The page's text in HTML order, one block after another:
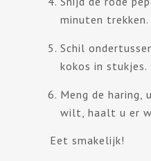
minuten trekken.
Schil
kokos in stukjes.
Meng de
wilt, haalt u er
Eet smakelijk!